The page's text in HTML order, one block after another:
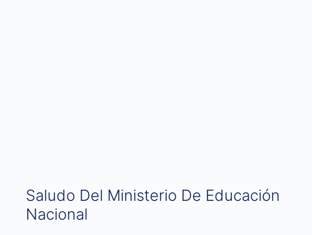
Saludo Del Ministerio De Educación
Nacional